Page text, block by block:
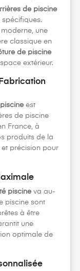
de piscine
une
classique en
de piscine
extérieur.
est
de piscine
France, à
produits de la
précision pour
piscineva au-
piscine sont
à être
une
optimale de